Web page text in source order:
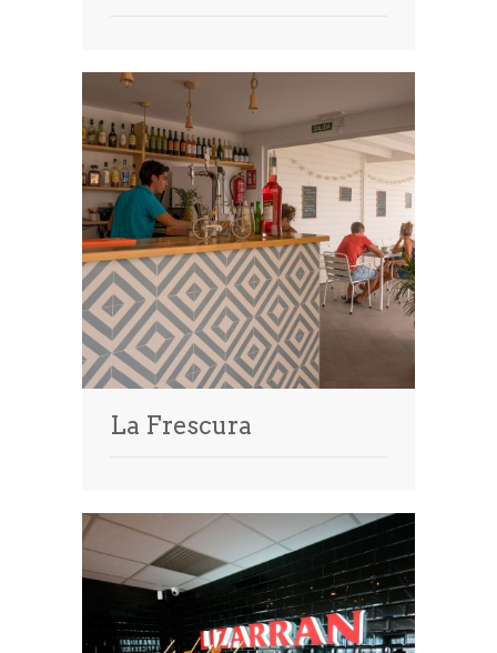
La Frescura